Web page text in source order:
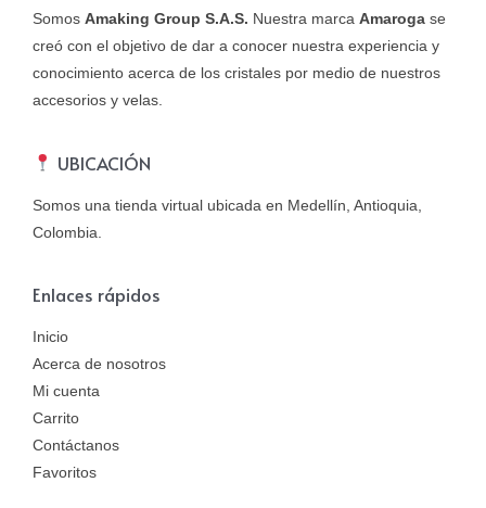
Somos Amaking Group S.A.S. Nuestra marca Amaroga se
creó con el objetivo de dar a conocer nuestra experiencia y
conocimiento acerca de los cristales por medio de nuestros
accesorios y velas.
UBICACIÓN
Somos una tienda virtual ubicada en Medellín, Antioquia,
Colombia.
Enlaces rápidos
Inicio
Acerca de nosotros
Mi cuenta
Carrito
Contáctanos
Favoritos